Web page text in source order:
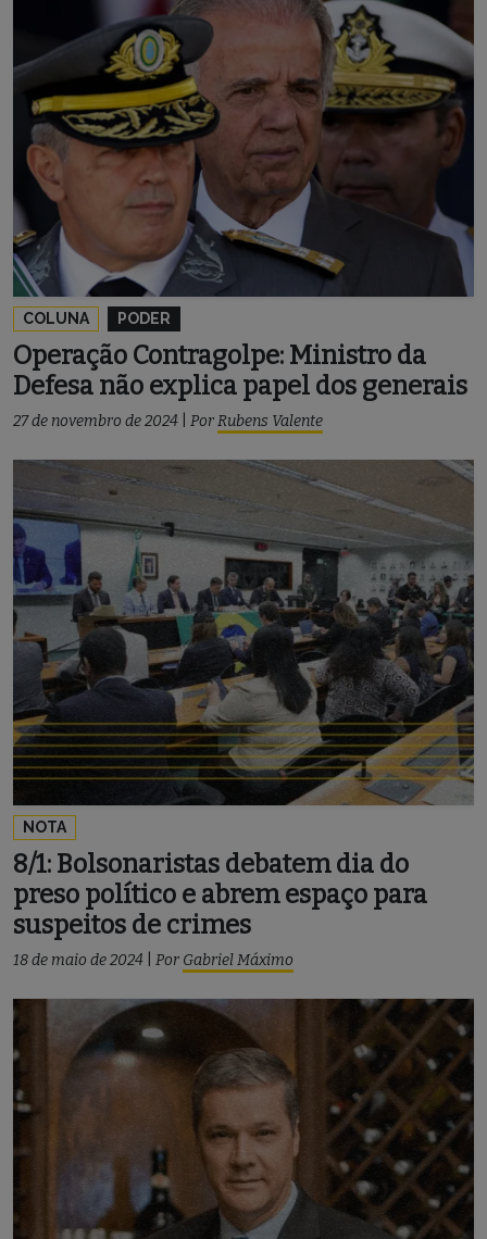
COLUNA PODER
Operação Contragolpe: Ministro da
Defesa não explica papel dos generais
27 de novembro de 2024 PorRubens Valente
NOTA
8/1: Bolsonaristas debatem dia do
preso político e abrem espaço para
suspeitos de crimes
18 de maio de 2024 Por Gabriel Máximo